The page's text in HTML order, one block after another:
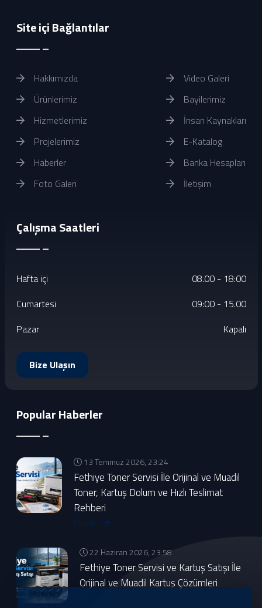
Site içi Bağlantılar
Hakkımızda
Ürünlerimiz
Hizmetlerimiz
Projelerimiz
Haberler
Foto Galeri
Video Galeri
Bayilerimiz
İnsan Kaynakları
E-Katalog
Banka Hesapları
İletişim
Çalışma Saatleri
Hafta içi
08.00 - 18:00
Cumartesi
09:00 - 15.00
Pazar
Kapalı
Bize Ulaşın
Popular Haberler
13 Temmuz 2026, 23:24
Fethiye Toner Servisi İle Orijinal ve Muadil
Toner, Kartuş Dolum ve Hızlı Teslimat
Rehberi
İncele
22 Haziran 2026, 23:58
Fethiye Toner Servisi ve Kartuş Satışı İle
Orijinal ve Muadil Kartuş Çözümleri